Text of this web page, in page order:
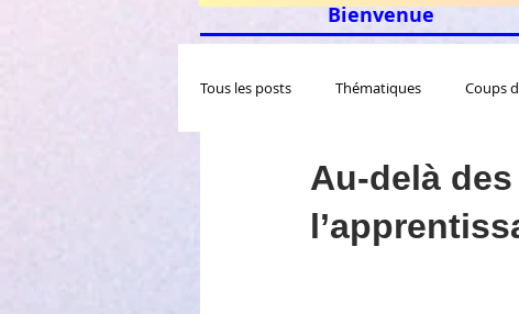
Tous les posts Thématiques Coups
Au-delà
Bienvenue